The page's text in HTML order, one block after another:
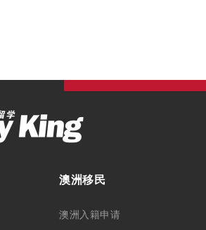
澳洲移民
澳洲入籍申请